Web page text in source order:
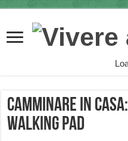
Camminare in
Walking Pad